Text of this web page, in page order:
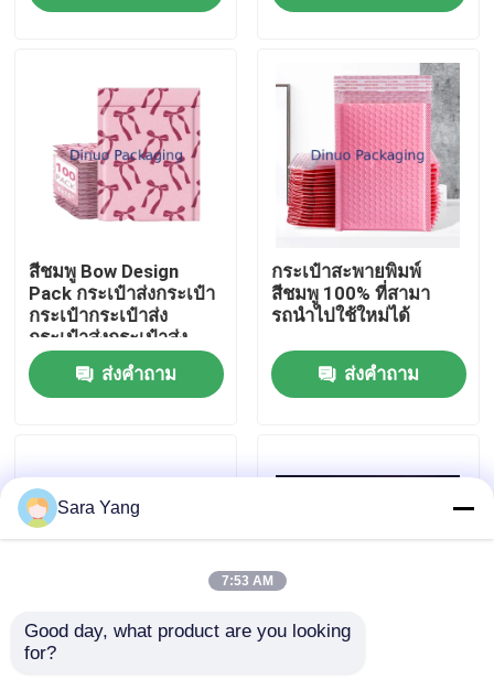
วิดีโอ
เกี่ยวกับเรา
ทัวร์โรงงาน
การควบคุมคุณภาพ
ข่าว
สีชมพู Bow Design
Pack กระเป๋าส่งกระเป๋า
กระเป๋ากระเป๋าส่ง
กระเป๋าส่งกระเป๋าส่ง
กระเป๋าส่งกระเป๋าส่ง
กระเป๋าส่งกระเป๋าส่ง
กระเป๋าส่งกระเป๋า
ส่งคำถาม
กระเป๋าสะพายพิมพ์
สีชมพู 100% ที่สามา
รถนําไปใช้ใหม่ได้
ส่งคำถาม
ตนเอง / Ziplock แอร์
Sara Yang
7:53 AM
Good day, what product are you looking
for?